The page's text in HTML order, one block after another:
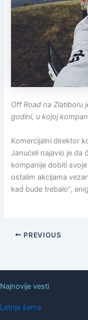
Off Road na Zlatiboru
godini, u kojoj
Komercijalni direktor
Janućeli najavio je da
kompanije dobiti
ostalim akcijama
kad bude trebalo”,
PREVIOUS
Najnovije vesti
Letnja šema